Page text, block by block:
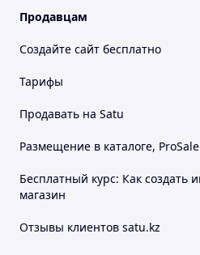
Продавцам
Создайте сайт бесплатно
Тарифы
Продавать на Satu
Размещение в каталоге,
Бесплатный курс: Как создать
магазин
Отзывы клиентов satu.kz